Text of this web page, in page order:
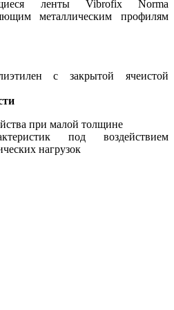
ленты Vibrofix Norma
металлическим профилям
с закрытой ячеистой
при малой толщине
под воздействием
нагрузок